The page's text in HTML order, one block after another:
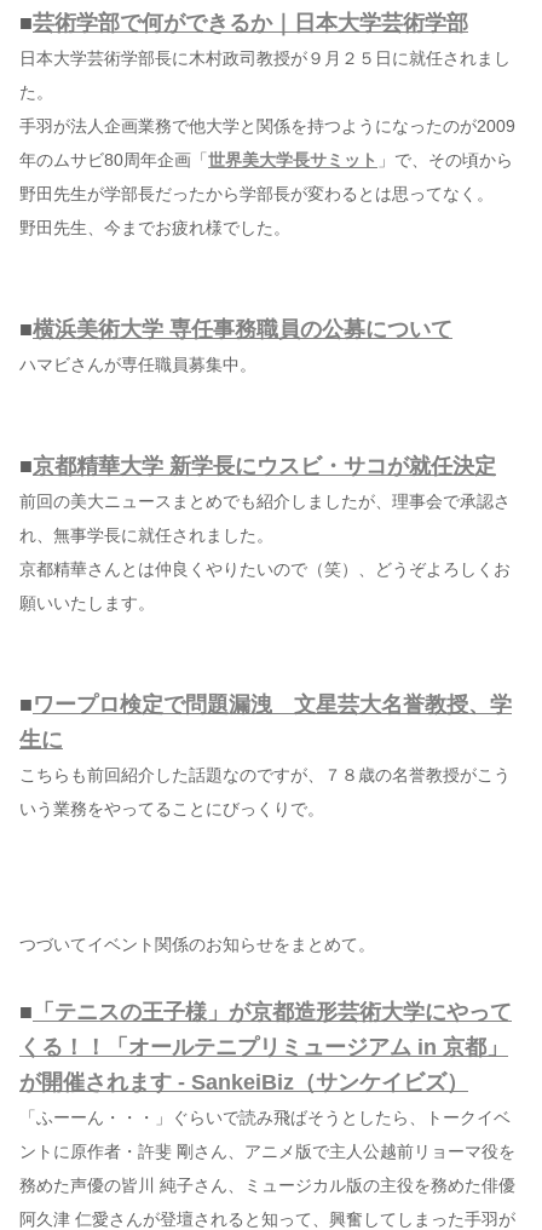
■芸術学部で何ができるか｜日本大学芸術学部
日本大学芸術学部長に木村政司教授が９月２５日に就任されまし
た。
手羽が法人企画業務で他大学と関係を持つようになったのが2009
年のムサビ80周年企画「 世界美大学長サミット 」で、その頃から
野田先生が学部長だったから学部長が変わるとは思ってなく。
野田先生、今までお疲れ様でした。
■横浜美術大学 専任事務職員の公募について
ハマビさんが専任職員募集中。
■京都精華大学 新学長にウスビ・サコが就任決定
前回の美大ニュースまとめでも紹介しましたが、理事会で承認さ
れ、無事学長に就任されました。
京都精華さんとは仲良くやりたいので（笑）、どうぞよろしくお
願いいたします。
■ワープロ検定で問題漏洩 文星芸大名誉教授、学
生に
こちらも前回紹介した話題なのですが、７８歳の名誉教授がこう
いう業務をやってることにびっくりで。
つづいてイベント関係のお知らせをまとめて。
■ 「テニスの王子様」が京都造形芸術大学にやって
くる！！「オールテニプリミュージアム in 京都」
が開催されます - SankeiBiz（サンケイビズ）
「ふーーん・・・」ぐらいで読み飛ばそうとしたら、トークイベ
ントに原作者・許斐 剛さん、アニメ版で主人公越前リョーマ役を
務めた声優の皆川 純子さん、ミュージカル版の主役を務めた俳優
阿久津 仁愛さんが登壇されると知って、興奮してしまった手羽が